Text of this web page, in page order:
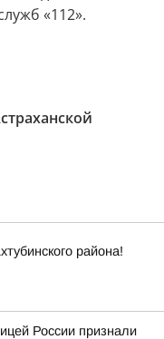
«112».
района!
России признали